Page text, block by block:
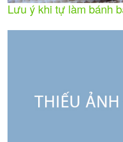
Lưu ý khi tự làm bánh